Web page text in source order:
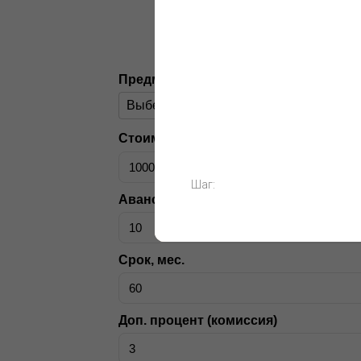
Предмет лизинга
Стоимость, ₽
Аванс
Срок, мес.
Доп. процент (комиссия)
Шаг: